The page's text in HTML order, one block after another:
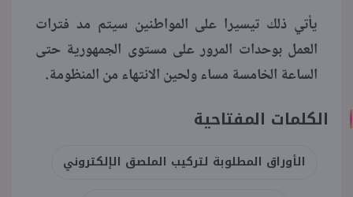
يأتي ذلك تيسيرا على المواطنين سيتم مد فترات
العمل بوحدات المرور على مستوى الجمهورية حتى
الساعة الخامسة مساء ولحين الانتهاء من المنظومة.
الكلمات المفتاحية
الأوراق المطلوبة لتركيب الملصق الإلكتروني